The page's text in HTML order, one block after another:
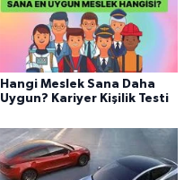
Hangi Meslek Sana Daha
Uygun? Kariyer Kişilik Testi